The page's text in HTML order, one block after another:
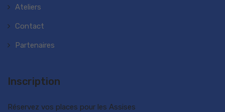
Ateliers
Contact
Partenaires
Inscription
Réservez vos places pour les Assises